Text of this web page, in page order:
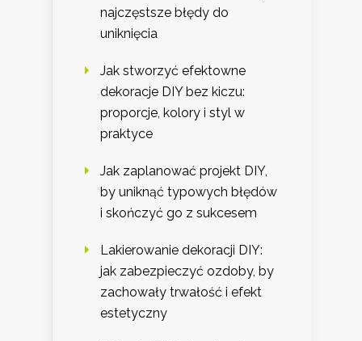
najczęstsze błędy do
uniknięcia
Jak stworzyć efektowne
dekoracje DIY bez kiczu:
proporcje, kolory i styl w
praktyce
Jak zaplanować projekt DIY,
by uniknąć typowych błędów
i skończyć go z sukcesem
Lakierowanie dekoracji DIY:
jak zabezpieczyć ozdoby, by
zachowały trwałość i efekt
estetyczny